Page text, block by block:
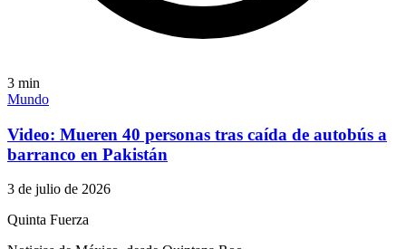
3 min
Mundo
Video: Mueren 40 personas tras caída de autobús a
barranco en Pakistán
3 de julio de 2026
Quinta Fuerza